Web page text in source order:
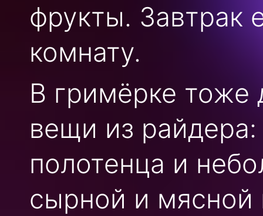
фрукты. Завтрак
комнату.
В гримёрке
вещи из
полотенца и
сырной и мясной